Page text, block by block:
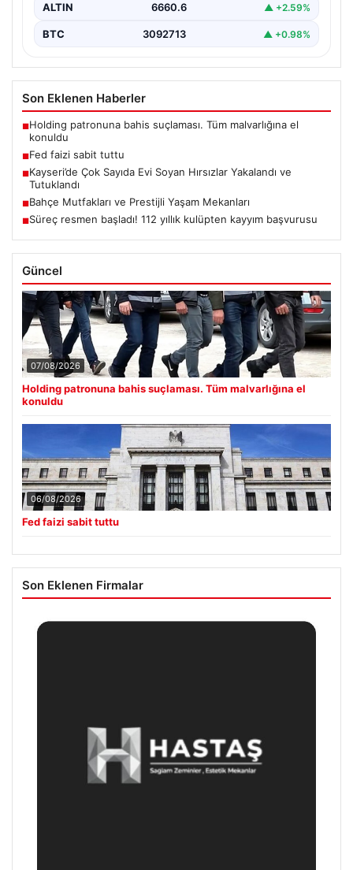
ALTIN 6660.6 ▲ +2.59%
BTC 3092713 ▲ +0.98%
Son Eklenen Haberler
■Holding patronuna bahis suçlaması. Tüm malvarlığına el
konuldu
■Fed faizi sabit tuttu
■Kayseri’de Çok Sayıda Evi Soyan Hırsızlar Yakalandı ve
Tutuklandı
■Bahçe Mutfakları ve Prestijli Yaşam Mekanları
■Süreç resmen başladı! 112 yıllık kulüpten kayyım başvurusu
Güncel
07/08/2026
Holding patronuna bahis suçlaması. Tüm malvarlığına el
konuldu
06/08/2026
Fed faizi sabit tuttu
Son Eklenen Firmalar